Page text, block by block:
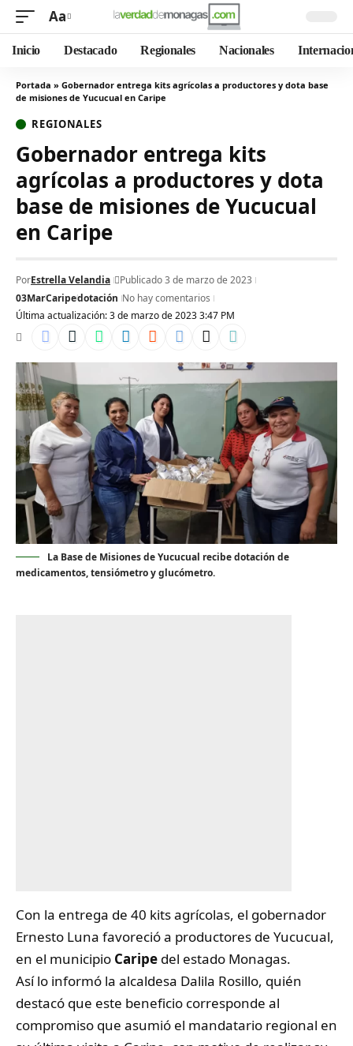
Aa
Inicio Destacado Regionales Nacionales
Portada » Gobernador entrega kits agrícolas a productores y dota base
de misiones de Yucucual en Caripe
REGIONALES
Gobernador entrega kits
agrícolas a productores y dota
base de misiones de Yucucual
en Caripe
Última actualización: 3 de marzo de 2023 3:47 PM
PorEstrella Velandia
Publicado 3 de marzo de 2023
03MarCaripedotación No hay comentarios
La Base de Misiones de Yucucual recibe dotación de
medicamentos, tensiómetro y glucómetro.
Con la entrega de 40 kits agrícolas, el gobernador
Ernesto Luna favoreció a productores de Yucucual,
en el municipio Caripe del estado Monagas.
Así lo informó la alcaldesa Dalila Rosillo, quién
destacó que este beneficio corresponde al
compromiso que asumió el mandatario regional en